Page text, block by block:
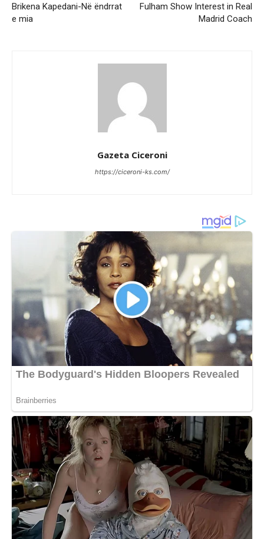
Brikena Kapedani-Në ëndrrat
e mia
Fulham Show Interest in Real
Madrid Coach
Gazeta Ciceroni
https://ciceroni-ks.com/